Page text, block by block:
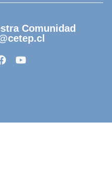
Comunidad